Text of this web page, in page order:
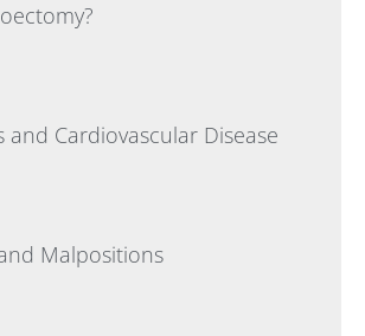
Cardiovascular Disease
Malpositions